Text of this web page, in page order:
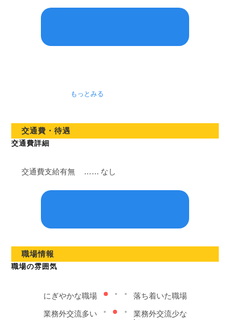
もっとみる
交通費・待遇
交通費詳細
交通費支給有無 …… なし
職場情報
職場の雰囲気
にぎやかな職場 落ち着いた職場
業務外交流多い
業務外交流少な